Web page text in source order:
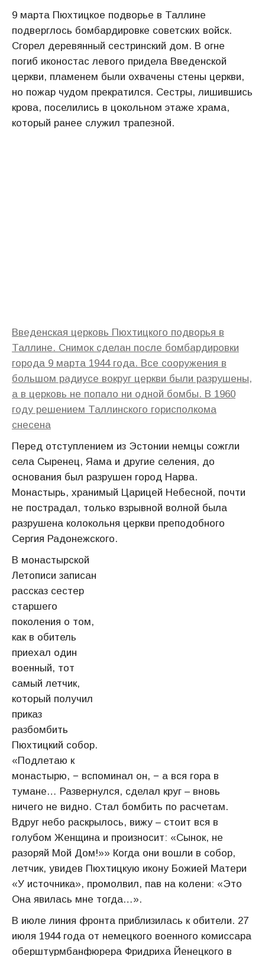
9 марта Пюхтицкое подворье в Таллине
подверглось бомбардировке советских войск.
Сгорел деревянный сестринский дом. В огне
погиб иконостас левого придела Введенской
церкви, пламенем были охвачены стены церкви,
но пожар чудом прекратился. Сестры, лишившись
крова, поселились в цокольном этаже храма,
который ранее служил трапезной.
Введенская церковь Пюхтицкого подворья в
Таллине. Снимок сделан после бомбардировки
города 9 марта 1944 года. Все сооружения в
большом радиусе вокруг церкви были разрушены,
а в церковь не попало ни одной бомбы. В 1960
году решением Таллинского горисполкома
снесена
Перед отступлением из Эстонии немцы сожгли
села Сыренец, Яама и другие селения, до
основания был разрушен город Нарва.
Монастырь, хранимый Царицей Небесной, почти
не пострадал, только взрывной волной была
разрушена колокольня церкви преподобного
Сергия Радонежского.
В монастырской
Летописи записан
рассказ сестер
старшего
поколения о том,
как в обитель
приехал один
военный, тот
самый летчик,
который получил
приказ
разбомбить
Пюхтицкий собор.
«Подлетаю к
монастырю, − вспоминал он, − а вся гора в
тумане… Развернулся, сделал круг – вновь
ничего не видно. Стал бомбить по расчетам.
Вдруг небо раскрылось, вижу – стоит вся в
голубом Женщина и произносит: «Сынок, не
разоряй Мой Дом!»» Когда они вошли в собор,
летчик, увидев Пюхтицкую икону Божией Матери
«У источника», промолвил, пав на колени: «Это
Она явилась мне тогда…».
В июле линия фронта приблизилась к обители. 27
июля 1944 года от немецкого военного комиссара
оберштурмбанфюрера Фридриха Йенецкого в